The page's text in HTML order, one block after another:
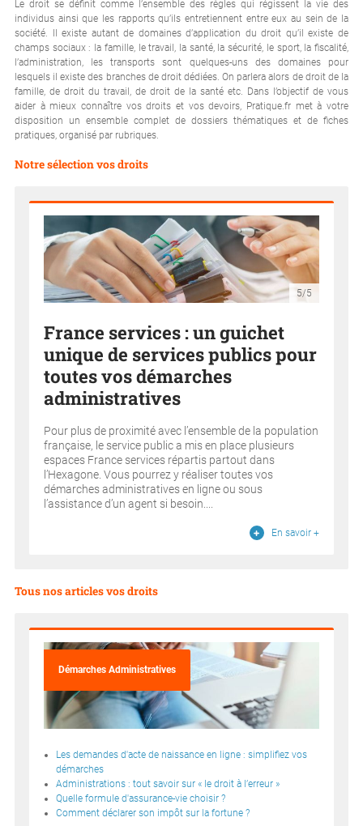
Le droit se définit comme l’ensemble des règles qui régissent la vie des
individus ainsi que les rapports qu’ils entretiennent entre eux au sein de la
société. Il existe autant de domaines d’application du droit qu’il existe de
champs sociaux : la famille, le travail, la santé, la sécurité, le sport, la fiscalité,
l’administration, les transports sont quelques-uns des domaines pour
lesquels il existe des branches de droit dédiées. On parlera alors de droit de la
famille, de droit du travail, de droit de la santé etc. Dans l’objectif de vous
aider à mieux connaître vos droits et vos devoirs, Pratique.fr met à votre
disposition un ensemble complet de dossiers thématiques et de fiches
pratiques, organisé par rubriques.
Notre sélection vos droits
5/5
France services : un guichet
unique de services publics pour
toutes vos démarches
administratives
Pour plus de proximité avec l’ensemble de la population
française, le service public a mis en place plusieurs
espaces France services répartis partout dans
l’Hexagone. Vous pourrez y réaliser toutes vos
démarches administratives en ligne ou sous
l’assistance d’un agent si besoin....
En savoir +
Tous nos articles vos droits
Démarches Administratives
Les demandes d'acte de naissance en ligne : simplifiez vos
démarches
Administrations : tout savoir sur « le droit à l’erreur »
Quelle formule d'assurance-vie choisir ?
Comment déclarer son impôt sur la fortune ?